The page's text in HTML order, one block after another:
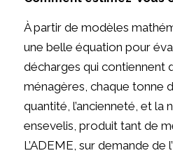
À partir de modèles
une belle équation pour
décharges qui contiennent
ménagères, chaque tonne
quantité, l’ancienneté, et la
ensevelis, produit tant de
L’ADEME, sur demande de